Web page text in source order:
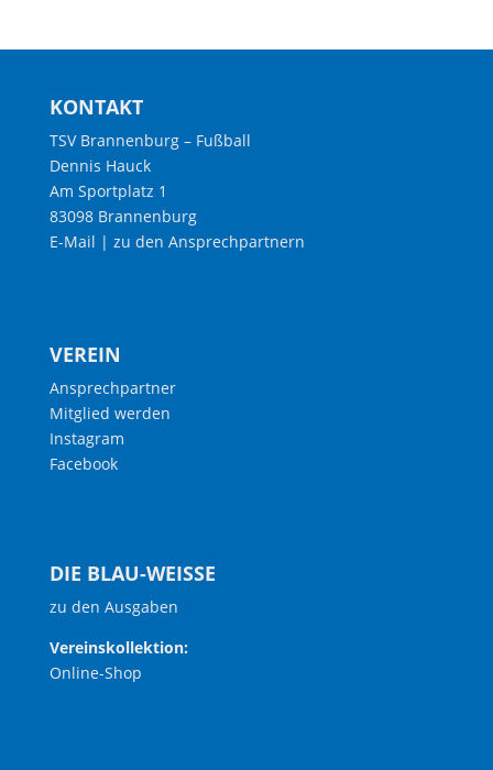
KONTAKT
TSV Brannenburg – Fußball
Dennis Hauck
Am Sportplatz 1
83098 Brannenburg
E-Mail | zu den Ansprechpartnern
VEREIN
Ansprechpartner
Mitglied werden
Instagram
Facebook
DIE BLAU-WEISSE
zu den Ausgaben
Vereinskollektion:
Online-Shop